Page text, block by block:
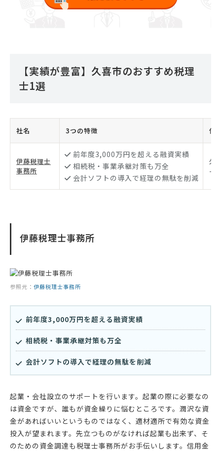
【実績が豊富】久喜市のおすすめ税理
士1選
社名 3つの特徴 住
伊藤税理士
事務所
前年度3,000万円を超える融資実績
相続税・事業承継対策も万全
会計ソフトの導入で経理の無駄を削減
久
-
伊藤税理士事務所
参照元： 伊藤税理士事務所
前年度3,000万円を超える融資実績
相続税・事業承継対策も万全
会計ソフトの導入で経理の無駄を削減
起業・会社設立のサポートを行います。起業の際に必要なの
は資金ですが、誰もが資金繰りに悩むところです。潤沢な資
金があればいいというものではなく、適材適所で有効な資金
投入が望まれます。先立つものがなければ起業も出来ず、そ
のための資金調達も税理士事務所がお手伝いします。信用金